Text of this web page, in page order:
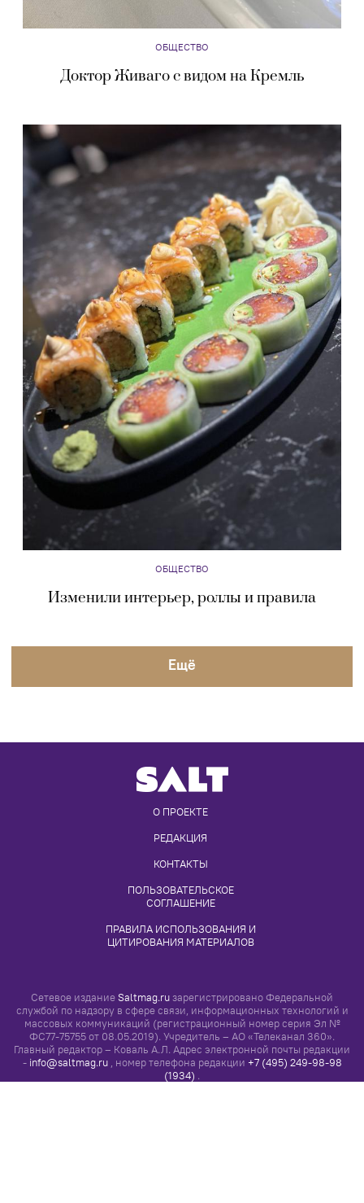
ОБЩЕСТВО
Доктор Живаго с видом на Кремль
ОБЩЕСТВО
Изменили интерьер, роллы и правила
Eщё
О ПРОЕКТЕ
РЕДАКЦИЯ
КОНТАКТЫ
ПОЛЬЗОВАТЕЛЬСКОЕ
СОГЛАШЕНИЕ
ПРАВИЛА ИСПОЛЬЗОВАНИЯ И
ЦИТИРОВАНИЯ МАТЕРИАЛОВ
Сетевое издание Saltmag.ru зарегистрировано Федеральной
службой по надзору в сфере связи, информационных технологий и
массовых коммуникаций (регистрационный номер серия Эл №
ФС77-75755 от 08.05.2019). Учредитель – АО «Телеканал 360».
Главный редактор – Коваль А.Л. Адрес электронной почты редакции
- info@saltmag.ru, номер телефона редакции +7 (495) 249-98-98
(1934) .